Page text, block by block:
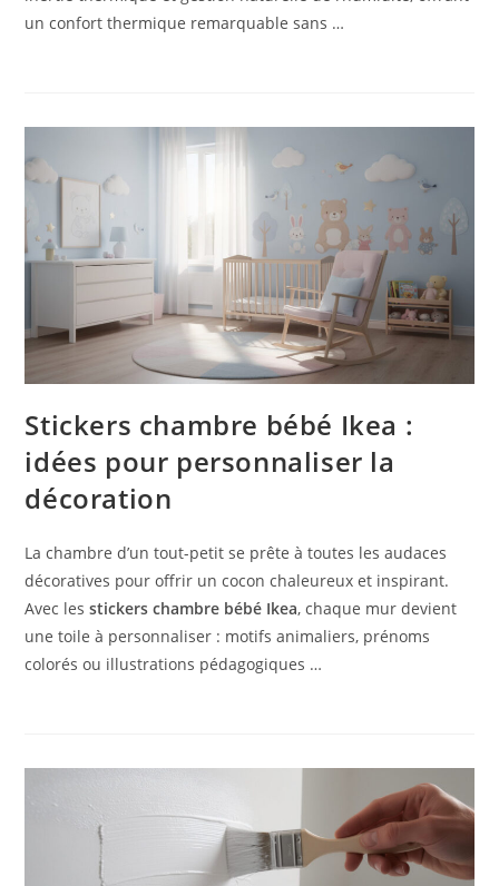
un confort thermique remarquable sans …
Stickers chambre bébé Ikea :
idées pour personnaliser la
décoration
La chambre d’un tout-petit se prête à toutes les audaces
décoratives pour offrir un cocon chaleureux et inspirant.
Avec lesstickers chambre bébé Ikea, chaque mur devient
une toile à personnaliser : motifs animaliers, prénoms
colorés ou illustrations pédagogiques …